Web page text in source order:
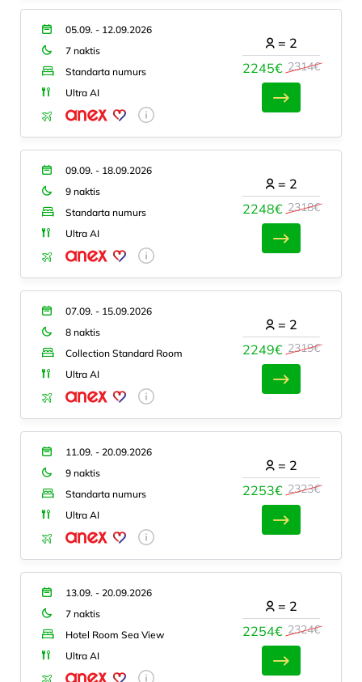
05.09. - 12.09.2026
7 naktis
Standarta numurs
Ultra AI
2245€ 2314€
= 2
09.09. - 18.09.2026
9 naktis
Standarta numurs
Ultra AI
2248€ 2318€
= 2
07.09. - 15.09.2026
8 naktis
Collection Standard Room
Ultra AI
2249€ 2319€
= 2
11.09. - 20.09.2026
9 naktis
Standarta numurs
Ultra AI
2253€ 2323€
= 2
13.09. - 20.09.2026
7 naktis
Hotel Room Sea View
Ultra AI
2254€ 2324€
= 2